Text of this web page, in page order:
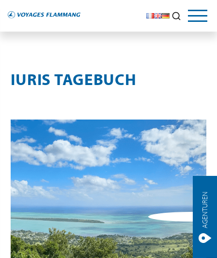
AGENTUREN
LE GUIDE DU VOYAGEUR
IURIS TAGEBUCH